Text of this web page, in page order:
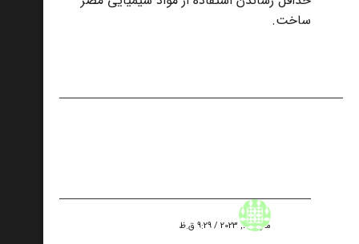
ساخت.
امیرحسین صبحی
مارس 4, 2023 / 9:29 ق.ظ